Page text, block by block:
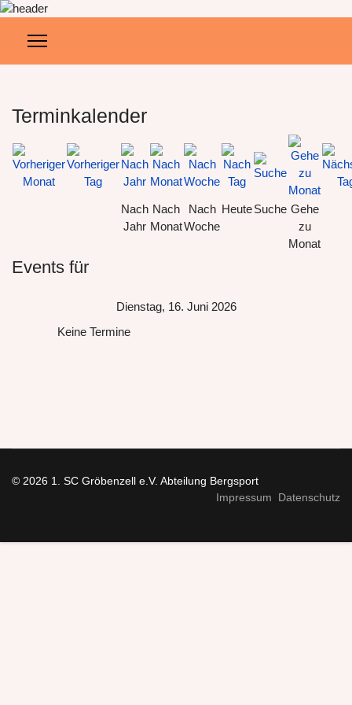
Terminkalender
Nach
Jahr
Nach
Monat
Nach
Woche
HeuteSuche Gehe
zu
Monat
Events für
Dienstag, 16. Juni 2026
Keine Termine
© 2026 1. SC Gröbenzell e.V. Abteilung Bergsport
Impressum
Datenschutz